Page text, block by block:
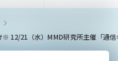
21（水）MMD研究所主催「通信